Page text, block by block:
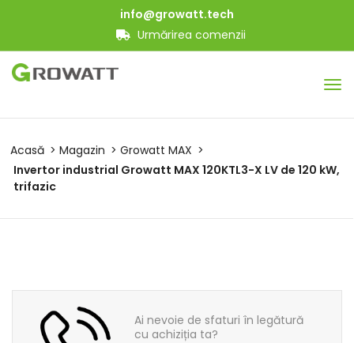
info@growatt.tech
Urmărirea comenzii
Acasă Magazin
Growatt MAX
Invertor industrial Growatt MAX 120KTL3-X LV de 120 kW,
trifazic
Ai nevoie de sfaturi în legătură
cu achiziția ta?